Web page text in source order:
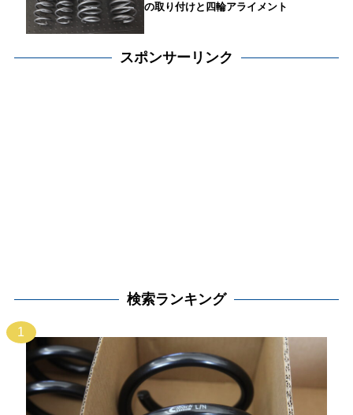
の取り付けと四輪アライメント
スポンサーリンク
検索ランキング
1